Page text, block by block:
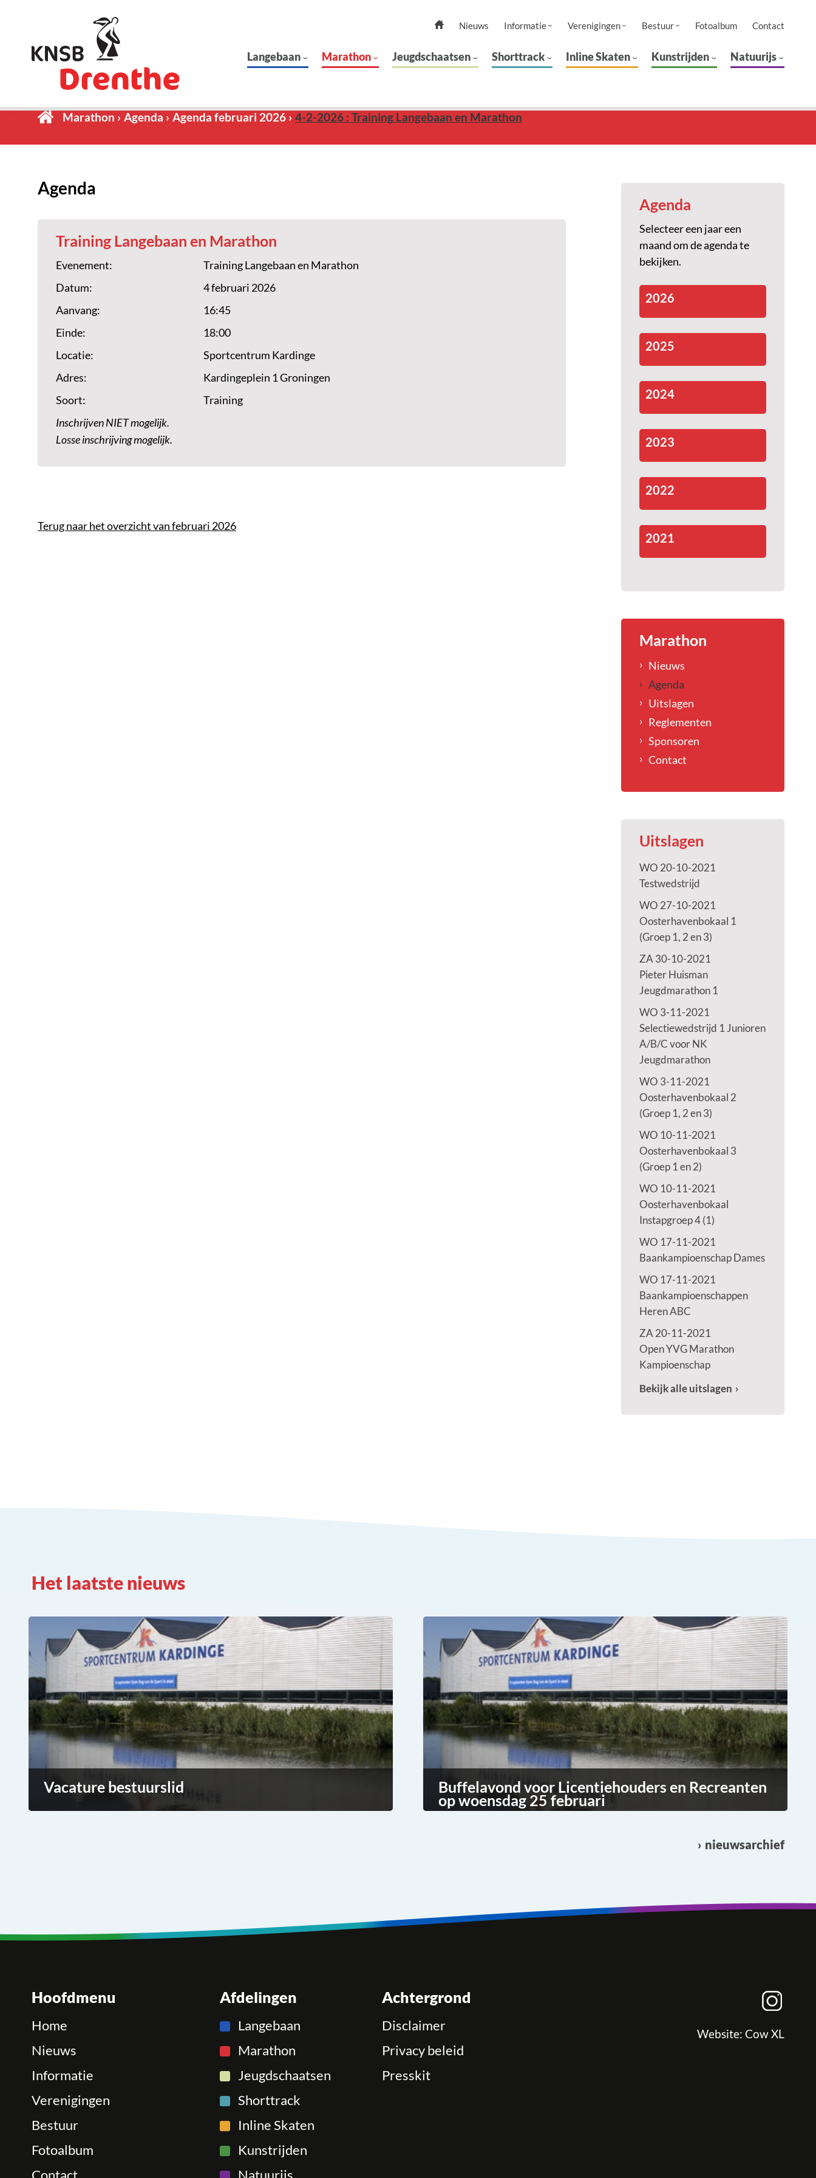
Nieuws Informatie Verenigingen Bestuur Fotoalbum Contact
Langebaan Marathon Jeugdschaatsen Shorttrack Inline Skaten Kunstrijden Natuurijs
Marathon Agenda Agenda februari 2026 4-2-2026 : Training Langebaan en Marathon
Agenda
Training Langebaan en Marathon
Evenement:
Training Langebaan en Marathon
Datum:
4 februari 2026
Aanvang:
16:45
Einde:
18:00
Locatie:
Sportcentrum Kardinge
Adres:
Kardingeplein 1 Groningen
Soort:
Training
Inschrijven NIET mogelijk.
Losse inschrijving mogelijk.
Terug naar het overzicht van februari 2026
Agenda
Selecteer een jaar een
maand om de agenda te
bekijken.
2026
2025
2024
2023
2022
2021
Marathon
Nieuws
Agenda
Uitslagen
Reglementen
Sponsoren
Contact
Uitslagen
WO 20-10-2021
Testwedstrijd
WO 27-10-2021
Oosterhavenbokaal 1
(Groep 1, 2 en 3)
ZA 30-10-2021
Pieter Huisman
Jeugdmarathon 1
WO 3-11-2021
Selectiewedstrijd 1 Junioren
A/B/C voor NK
Jeugdmarathon
WO 3-11-2021
Oosterhavenbokaal 2
(Groep 1, 2 en 3)
WO 10-11-2021
Oosterhavenbokaal 3
(Groep 1 en 2)
WO 10-11-2021
Oosterhavenbokaal
Instapgroep 4 (1)
WO 17-11-2021
Baankampioenschap Dames
WO 17-11-2021
Baankampioenschappen
Heren ABC
ZA 20-11-2021
Open YVG Marathon
Kampioenschap
Bekijk alle uitslagen
Het laatste nieuws
Vacature bestuurslid Buffelavond voor Licentiehouders en Recreanten
op woensdag 25 februari
nieuwsarchief
Hoofdmenu
Home
Nieuws
Informatie
Verenigingen
Bestuur
Fotoalbum
Contact
Afdelingen
Langebaan
Marathon
Jeugdschaatsen
Shorttrack
Inline Skaten
Kunstrijden
Natuurijs
Achtergrond
Disclaimer
Privacy beleid
Presskit
Website: Cow XL